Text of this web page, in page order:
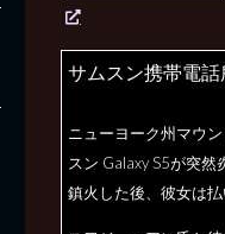
サムスン携帯電
ニューヨーク州マウ
スン Galaxy S5が突然
鎮火した後、彼女は